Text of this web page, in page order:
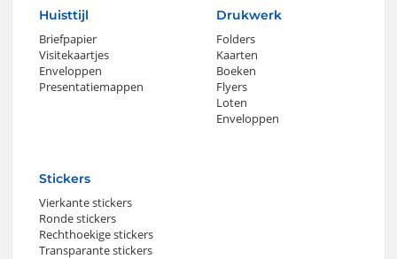
Huisttijl
Briefpapier
Visitekaartjes
Enveloppen
Presentatiemappen
Drukwerk
Folders
Kaarten
Boeken
Flyers
Loten
Enveloppen
Stickers
Vierkante stickers
Ronde stickers
Rechthoekige stickers
Transparante stickers